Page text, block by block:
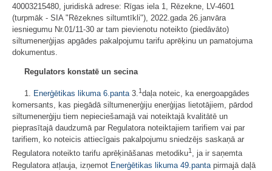
40003215480, juridiskā adrese: Rīgas iela 1, Rēzekne, LV-4601
(turpmāk - SIA "Rēzeknes siltumtīkli"), 2022.gada 26.janvāra
iesniegumu Nr.01/11-30 ar tam pievienotu noteikto (piedāvāto)
siltumenerģijas apgādes pakalpojumu tarifu aprēķinu un pamatojuma
dokumentus.
Regulators konstatē un secina
1. Enerģētikas likuma 6.panta3.1daļa noteic, ka energoapgādes
komersants, kas piegādā siltumenerģiju enerģijas lietotājiem, pārdod
siltumenerģiju tiem nepieciešamajā vai noteiktajā kvalitātē un
pieprasītajā daudzumā par Regulatora noteiktajiem tarifiem vai par
tarifiem, ko noteicis attiecīgais pakalpojumu sniedzējs saskaņā ar
Regulatora noteikto tarifu aprēķināšanas metodiku1 , ja ir saņemta
Regulatora atļauja, izņemot Enerģētikas likuma 49.panta pirmajā daļā